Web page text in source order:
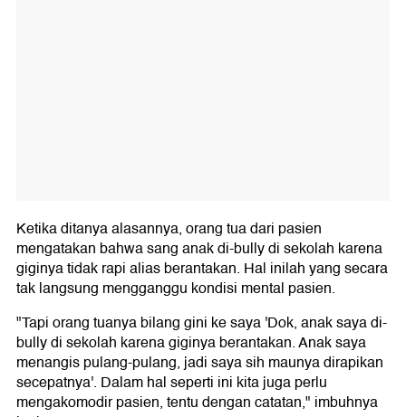
Ketika ditanya alasannya, orang tua dari pasien
mengatakan bahwa sang anak di-bully di sekolah karena
giginya tidak rapi alias berantakan. Hal inilah yang secara
tak langsung mengganggu kondisi mental pasien.
"Tapi orang tuanya bilang gini ke saya 'Dok, anak saya di-
bully di sekolah karena giginya berantakan. Anak saya
menangis pulang-pulang, jadi saya sih maunya dirapikan
secepatnya'. Dalam hal seperti ini kita juga perlu
mengakomodir pasien, tentu dengan catatan," imbuhnya